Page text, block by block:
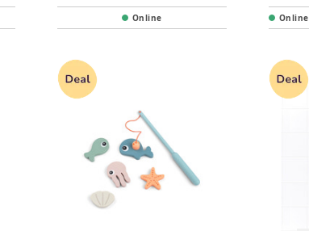
Online Online